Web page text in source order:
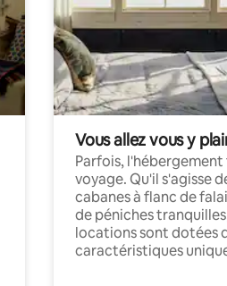
Vous allez vous y
Parfois,
voyage. Qu'il s'agisse
cabanes à flanc de
de péniches
locations sont dotées
caractéristiques